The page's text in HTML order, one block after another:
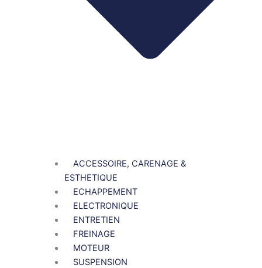
ACCESSOIRE, CARENAGE &
ESTHETIQUE
ECHAPPEMENT
ELECTRONIQUE
ENTRETIEN
FREINAGE
MOTEUR
SUSPENSION